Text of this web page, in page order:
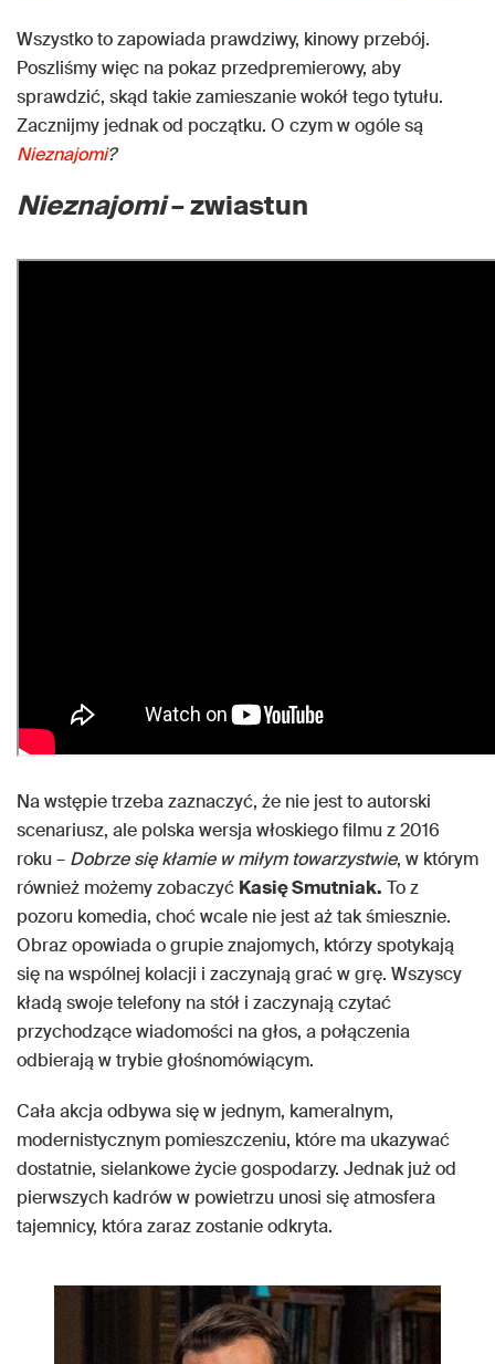
Wszystko to zapowiada prawdziwy, kinowy przebój.
Poszliśmy więc na pokaz przedpremierowy, aby
sprawdzić, skąd takie zamieszanie wokół tego tytułu.
Zacznijmy jednak od początku. O czym w ogóle są
Nieznajomi?
Nieznajomi– zwiastun
Na wstępie trzeba zaznaczyć, że nie jest to autorski
scenariusz, ale polska wersja włoskiego filmu z 2016
roku – Dobrze się kłamie w miłym towarzystwie, w którym
również możemy zobaczyć Kasię Smutniak. To z
pozoru komedia, choć wcale nie jest aż tak śmiesznie.
Obraz opowiada o grupie znajomych, którzy spotykają
się na wspólnej kolacji i zaczynają grać w grę. Wszyscy
kładą swoje telefony na stół i zaczynają czytać
przychodzące wiadomości na głos, a połączenia
odbierają w trybie głośnomówiącym.
Cała akcja odbywa się w jednym, kameralnym,
modernistycznym pomieszczeniu, które ma ukazywać
dostatnie, sielankowe życie gospodarzy. Jednak już od
pierwszych kadrów w powietrzu unosi się atmosfera
tajemnicy, która zaraz zostanie odkryta.